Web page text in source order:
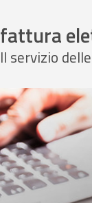
fattura
Il servizio